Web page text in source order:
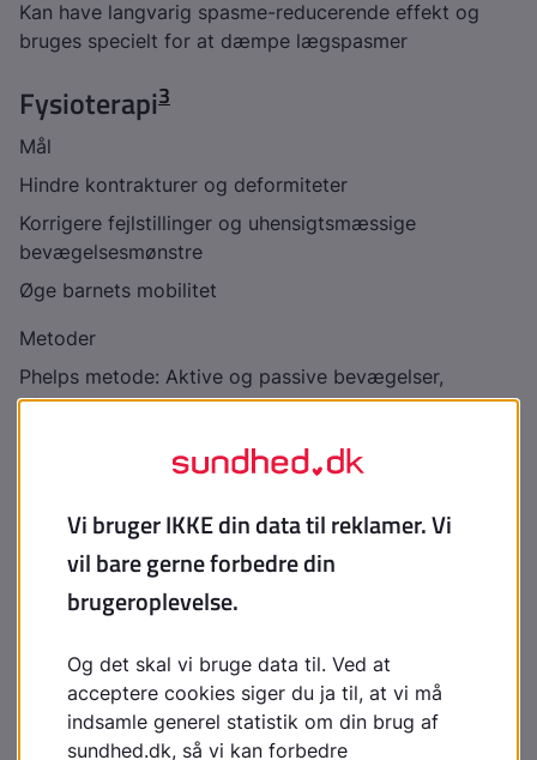
Kan have langvarig spasme-reducerende effekt og
bruges specielt for at dæmpe lægspasmer
Fysioterapi3
Mål
Hindre kontrakturer og deformiteter
Korrigere fejlstillinger og uhensigtsmæssige
bevægelsesmønstre
Øge barnets mobilitet
Metoder
Phelps metode: Aktive og passive bevægelser,
afslapnings- og balanceøvelser, konditionstræning
Bobaths metode: Undertrykkelse af primitive toniske
reflekser for at fremme et mere modent refleks- og
Andre metoder som Voijta- og Petö-metoderne
Fælles for alle er manglende dokumentation af effekt
Intensive behandlingstiltag med træningsperioder op
være mere effektive end almindelig behandling
Effekt